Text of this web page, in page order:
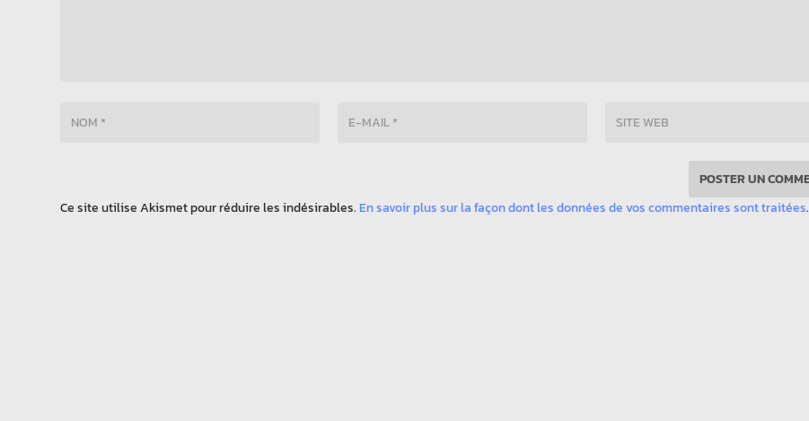
Ce site utilise Akismet pour réduire les indésirables. En savoir plus sur la façon dont les données de vos commentaires sont traitées.